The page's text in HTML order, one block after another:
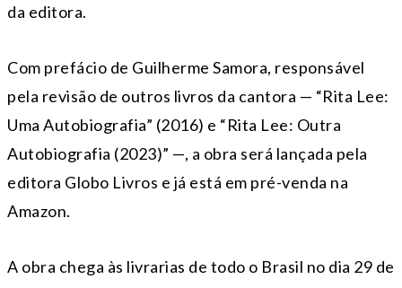
da editora.
Com prefácio de Guilherme Samora, responsável
pela revisão de outros livros da cantora — “Rita Lee:
Uma Autobiografia” (2016) e “Rita Lee: Outra
Autobiografia (2023)” —, a obra será lançada pela
editora Globo Livros e já está em pré-venda na
Amazon.
A obra chega às livrarias de todo o Brasil no dia 29 de